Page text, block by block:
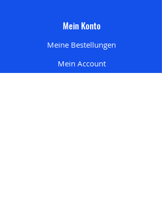
Mein Konto
Meine Bestellungen
Mein Account